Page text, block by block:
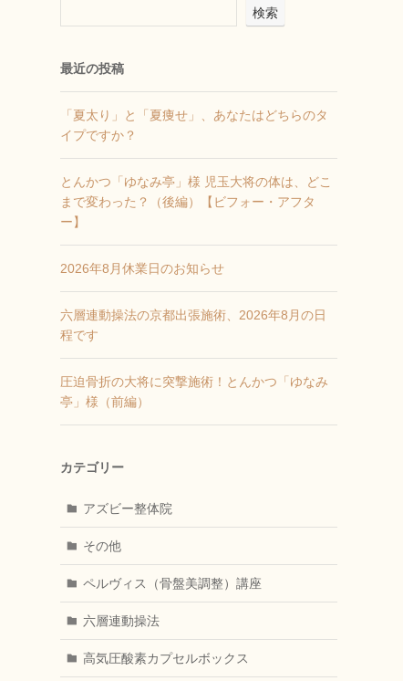
検索
最近の投稿
「夏太り」と「夏痩せ」、あなたはどちらのタ
イプですか？
とんかつ「ゆなみ亭」様 児玉大将の体は、どこ
まで変わった？（後編）【ビフォー・アフタ
ー】
2026年8月休業日のお知らせ
六層連動操法の京都出張施術、2026年8月の日
程です
圧迫骨折の大将に突撃施術！とんかつ「ゆなみ
亭」様（前編）
カテゴリー
アズビー整体院
その他
ペルヴィス（骨盤美調整）講座
六層連動操法
高気圧酸素カプセルボックス